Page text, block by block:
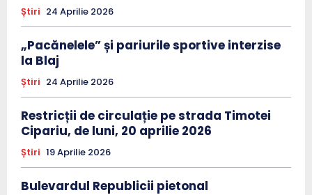
Știri 24 Aprilie 2026
„Pacănelele” și pariurile sportive interzise
la Blaj
Știri 24 Aprilie 2026
Restricții de circulație pe strada Timotei
Cipariu, de luni, 20 aprilie 2026
Știri 19 Aprilie 2026
Bulevardul Republicii pietonal